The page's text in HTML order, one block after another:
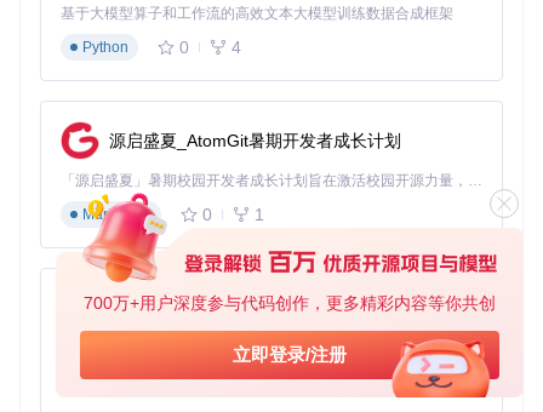
700万+用户深度参与代码创作，更多精彩内容等你共创
立即登录/注册
基于大模型算子和工作流的高效文本大模型训练数据合成框架
Python
0 4
源启盛夏_AtomGit暑期开发者成长计划
「源启盛夏」暑期校园开发者成长计划旨在激活校园开源力量，通过积分激励、认证扶持、资源倾斜等形式，引导高校组织和开发者完成「入驻 — 建项目 — 做贡献 — 获认证 — 得资源」的完整闭环。无论你是想带领社团入驻平台的组织者，还是希望用代码贡献证明自己的开发者，都能在这里找到属于你的成长路径。
Markdown
0 1
py-xiaozhi
基于Python的Xiaozhi AI，适用于想要完整Xiaozhi体验而无需拥有专用硬件的用户。
Python
0 1